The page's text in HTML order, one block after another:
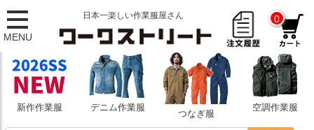
MENU
日本一楽しい作業服屋さん 0
新作作業服 デニム作業服
つなぎ服
空調作業服